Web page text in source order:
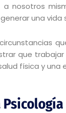
a nosotros
una vida
que
física y una